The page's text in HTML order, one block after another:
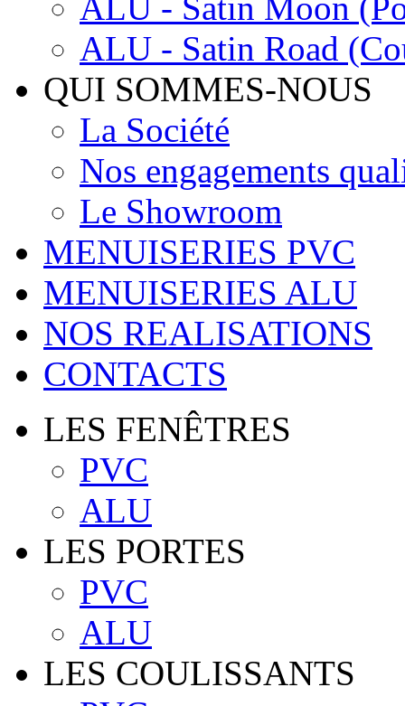
ALU - Satin Moon
ALU - Satin Road
QUI SOMMES-NOUS
La Société
Nos engagements
Le Showroom
MENUISERIES PVC
MENUISERIES ALU
NOS REALISATIONS
CONTACTS
LES FENÊTRES
PVC
ALU
LES PORTES
PVC
ALU
LES COULISSANTS